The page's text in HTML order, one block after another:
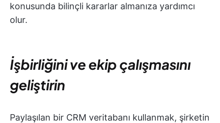
konusunda bilinçli kararlar almanıza yardımcı
olur.
İşbirliğini ve ekip çalışmasını
geliştirin
Paylaşılan bir CRM veritabanı kullanmak, şirketin